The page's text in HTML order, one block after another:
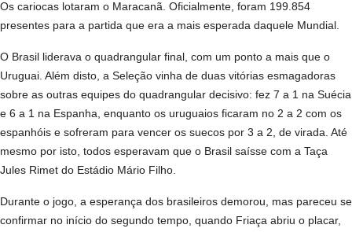
Os cariocas lotaram o Maracanã. Oficialmente, foram 199.854
presentes para a partida que era a mais esperada daquele Mundial.
O Brasil liderava o quadrangular final, com um ponto a mais que o
Uruguai. Além disto, a Seleção vinha de duas vitórias esmagadoras
sobre as outras equipes do quadrangular decisivo: fez 7 a 1 na Suécia
e 6 a 1 na Espanha, enquanto os uruguaios ficaram no 2 a 2 com os
espanhóis e sofreram para vencer os suecos por 3 a 2, de virada. Até
mesmo por isto, todos esperavam que o Brasil saísse com a Taça
Jules Rimet do Estádio Mário Filho.
Durante o jogo, a esperança dos brasileiros demorou, mas pareceu se
confirmar no início do segundo tempo, quando Friaça abriu o placar,